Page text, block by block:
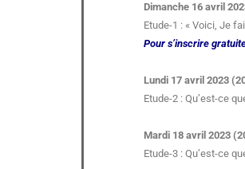
Dimanche 16 avril
Etude-1 : « Voici, Je
Pour s’inscrire
Lundi 17 avril 2023
Etude-2 : Qu’est-ce
Mardi 18 avril 2023
Etude-3 : Qu’est-ce